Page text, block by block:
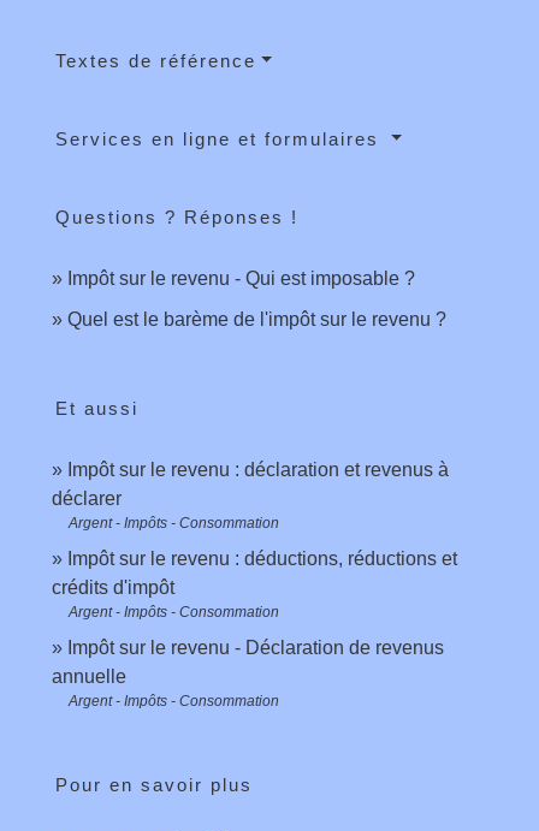
Textes de référence
Services en ligne et formulaires
Questions ? Réponses !
Impôt sur le revenu - Qui est imposable ?
Quel est le barème de l'impôt sur le revenu ?
Et aussi
Impôt sur le revenu : déclaration et revenus à
déclarer
Argent - Impôts - Consommation
Impôt sur le revenu : déductions, réductions et
crédits d'impôt
Argent - Impôts - Consommation
Impôt sur le revenu - Déclaration de revenus
annuelle
Argent - Impôts - Consommation
Pour en savoir plus